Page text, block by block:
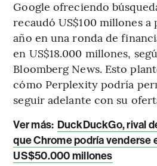
Google ofreciendo
recaudó US$100 millones
año en una ronda de
en US$18.000 millones,
Bloomberg News. Esto
cómo Perplexity podría
seguir adelante con su
Ver más: DuckDuckGo, rival
que Chrome podría venderse
US$50.000 millones